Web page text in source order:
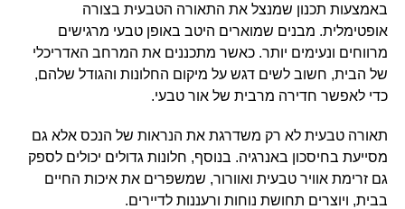
באמצעות תכנון שמנצל את התאורה הטבעית בצורה
אופטימלית. מבנים שמוארים היטב באופן טבעי מרגישים
מרווחים ונעימים יותר. כאשר מתכננים את המרחב האדריכלי
של הבית, חשוב לשים דגש על מיקום החלונות והגודל שלהם,
כדי לאפשר חדירה מרבית של אור טבעי.
תאורה טבעית לא רק משדרגת את הנראות של הנכס אלא גם
מסייעת בחיסכון באנרגיה. בנוסף, חלונות גדולים יכולים לספק
גם זרימת אוויר טבעית ואוורור, שמשפרים את איכות החיים
בבית, ויוצרים תחושת נוחות ורעננות לדיירים.